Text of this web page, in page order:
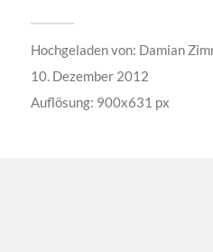
Hochgeladen von: Damian
10. Dezember 2012
Auflösung: 900x631 px